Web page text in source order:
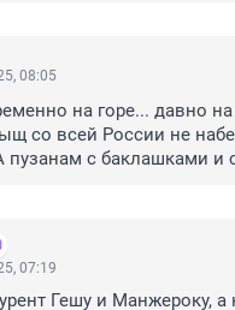
08:05
на горе... давно
со всей России не
с баклашками и
07:19
Гешу и Манжероку, а